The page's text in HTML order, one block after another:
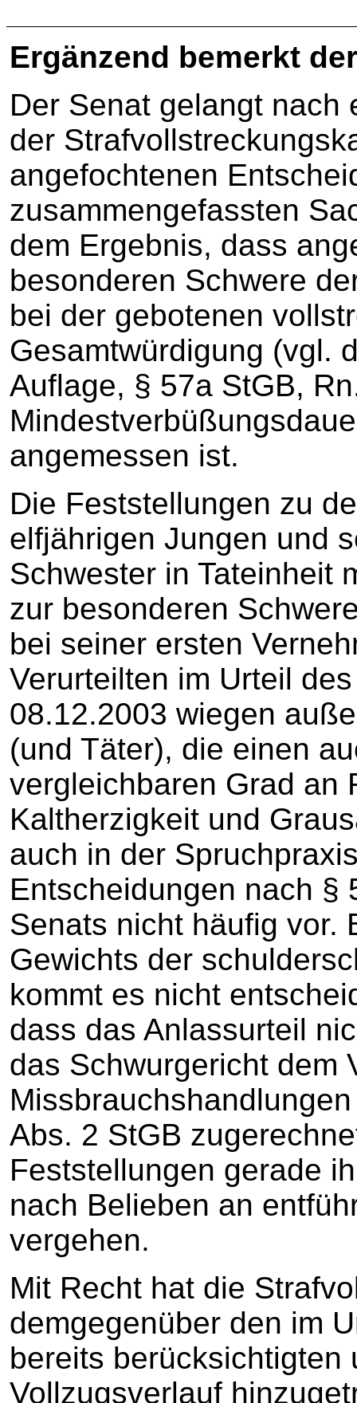
Ergänzend bemerkt
Der Senat gelangt nach
der
angefochtenen
zusammengefassten
dem Ergebnis, dass
besonderen Schwere
bei der gebotenen
Gesamtwürdigung (vgl.
Auflage, § 57a StGB,
angemessen ist.
Die Feststellungen zu
elfjährigen Jungen und
Schwester in Tateinheit
zur besonderen
bei seiner ersten
Verurteilten im Urteil
08.12.2003 wiegen
(und Täter), die einen
vergleichbaren Grad an
Kaltherzigkeit und
auch in der
Entscheidungen nach §
Senats nicht häufig vor.
Gewichts der
kommt es nicht
dass das Anlassurteil
das Schwurgericht dem
Abs. 2 StGB
Feststellungen gerade
nach Belieben an
vergehen.
Mit Recht hat die
demgegenüber den im
bereits berücksichtigten
Vollzugsverlauf